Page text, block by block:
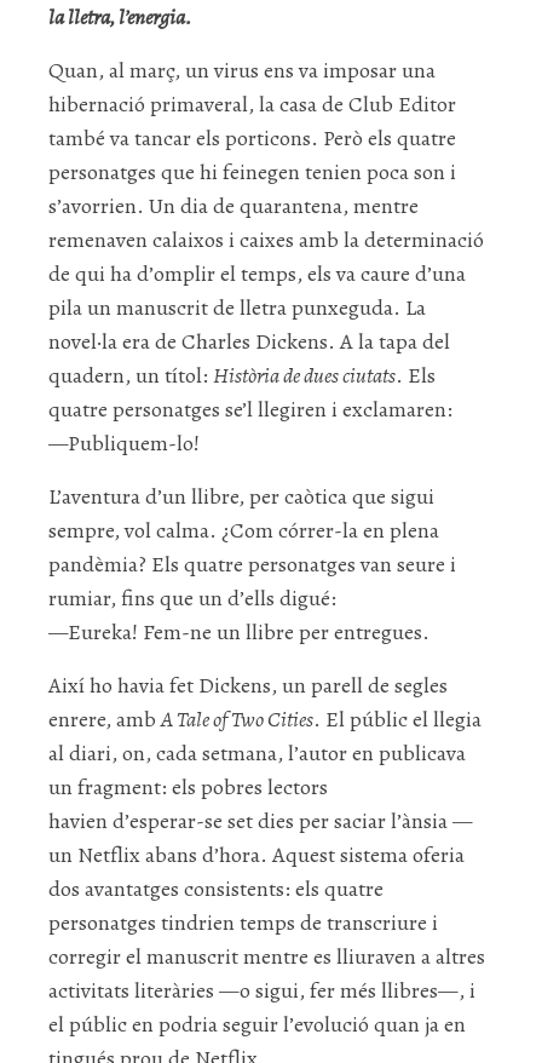
la lletra, l’energia.
Quan, al març, un virus ens va imposar una
hibernació primaveral, la casa de Club Editor
també va tancar els porticons. Però els quatre
personatges que hi feinegen tenien poca son i
s’avorrien. Un dia de quarantena, mentre
remenaven calaixos i caixes amb la determinació
de qui ha d’omplir el temps, els va caure d’una
pila un manuscrit de lletra punxeguda. La
novel·la era de Charles Dickens. A la tapa del
quadern, un títol: Història de dues ciutats. Els
quatre personatges se’l llegiren i exclamaren:
—Publiquem-lo!
L’aventura d’un llibre, per caòtica que sigui
sempre, vol calma. ¿Com córrer-la en plena
pandèmia? Els quatre personatges van seure i
rumiar, fins que un d’ells digué:
—Eureka! Fem-ne un llibre per entregues.
Així ho havia fet Dickens, un parell de segles
enrere, ambA Tale of Two Cities. El públic el llegia
al diari, on, cada setmana, l’autor en publicava
un fragment: els pobres lectors
havien d’esperar-se set dies per saciar l’ànsia —
un Netflix abans d’hora. Aquest sistema oferia
dos avantatges consistents: els quatre
personatges tindrien temps de transcriure i
corregir el manuscrit mentre es lliuraven a altres
activitats literàries —o sigui, fer més llibres—, i
el públic en podria seguir l’evolució quan ja en